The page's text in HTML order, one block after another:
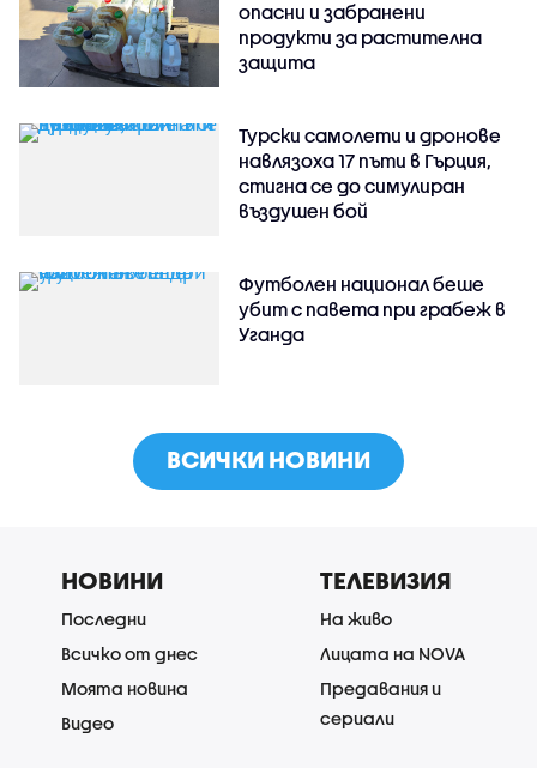
опасни и забранени
продукти за растителна
защита
Турски самолети и дронове
навлязоха 17 пъти в Гърция,
стигна се до симулиран
въздушен бой
Футболен национал беше
убит с павета при грабеж в
Уганда
ВСИЧКИ НОВИНИ
НОВИНИ
Последни
Всичко от днес
Моята новина
Видео
ТЕЛЕВИЗИЯ
На живо
Лицата на NOVA
Предавания и
сериали